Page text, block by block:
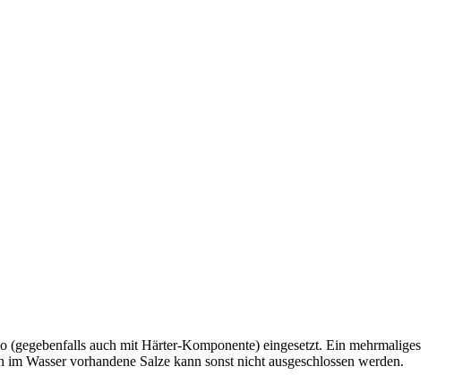
auch mit Härter-Komponente) eingesetzt. Ein mehrmaliges
Wasser vorhandene Salze kann sonst nicht ausgeschlossen werden.